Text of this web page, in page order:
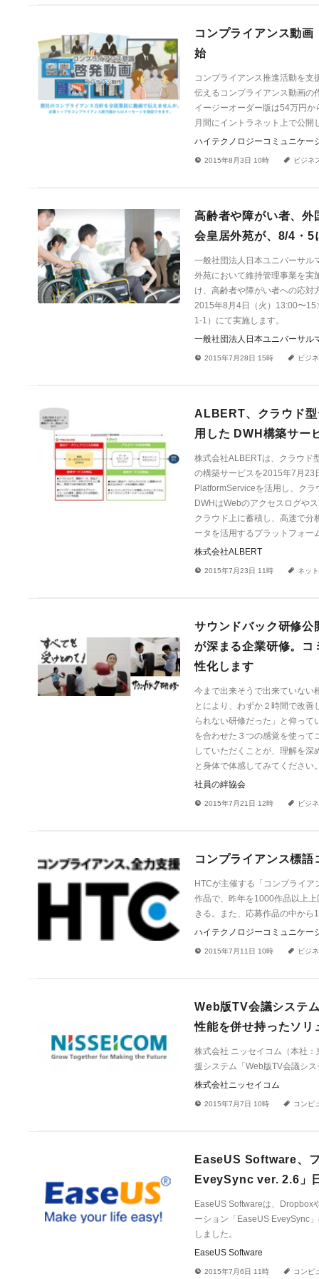
コンプライアンス動
始
コンプライアンス推進活動を
伝えるコンプライアンス動画の
イージーオーダー版は54万円
月間にイントラネット上で公
ハイテクノロジーコミュニケー
! 2015年8月3日 10時 a ビジネ
高齢者や障がい者、外
会皇居外苑が、8/4・5
一般社団法人日本ユニバーサル
外苑において維持管理事業を実
け、高齢者や障がい者への応対
2015年8月4日（火）13:00〜
1-1）にて実施します。
一般社団法人日本ユニバーサル
! 2015年7月28日 15時 a ビジ
ALBERT、クラウド
用した DWH構築サー
株式会社ALBERTは、クラウド
の構築サービスを2015年7月23
PlatformServiceを活用し、ク
DWHはWebのアクセスログや
クラウド上に蓄積し、高速で分
ータを活用するプラットフォー
株式会社ALBERT
! 2015年7月23日 11時 a ネッ
サウンドバック研修公
が深まる企業研修。コ
性化します
今まで出来そうで出来ていない
とにより、わずか２時間で改
られない研修だった」と仰っ
を合わせた３つの感覚を使って
していただくことが、理解を
と身体で体感してみてください
社員の絆協会
! 2015年7月21日 12時 a ビジ
コンプライアンス標
HTCが主催する「コンプライ
作品で、昨年を1000作品以上
きる。また、応募作品の中か
ハイテクノロジーコミュニケー
! 2015年7月11日 10時 a ビジ
Web版TV会議システ
性能を併せ持ったソリ
株式会社 ニッセイコム（本社
援システム「Web版TV会議シ
株式会社ニッセイコム
! 2015年7月7日 10時 a コンピ
EaseUS Software、
EveySync ver. 2.6」
EaseUS Softwareは、Dropbox
ーション「EaseUS EveySync
しました。
EaseUS Software
! 2015年7月6日 11時 a コンピ